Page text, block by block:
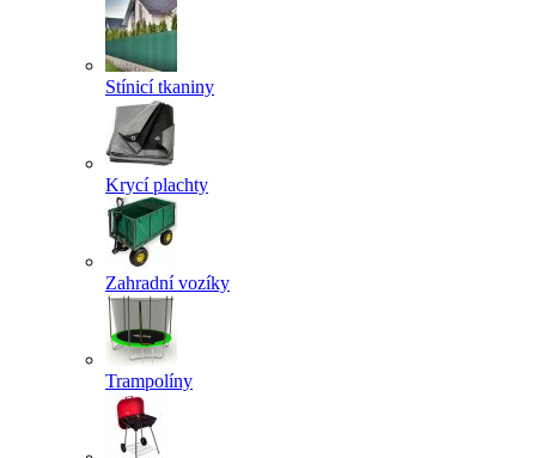
Stínicí tkaniny
Krycí plachty
Zahradní vozíky
Trampolíny